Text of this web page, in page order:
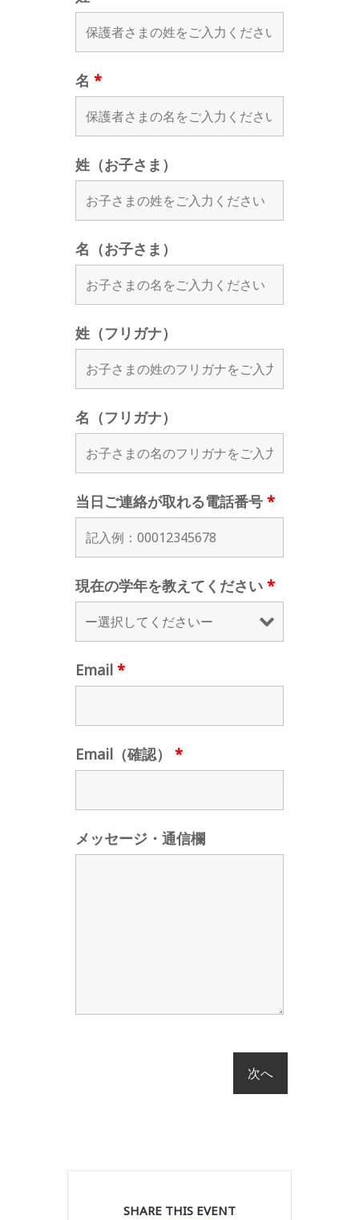
名 *
姓（お子さま）
名（お子さま）
姓（フリガナ）
名（フリガナ）
当日ご連絡が取れる電話番号 *
現在の学年を教えてください *
Email *
Email（確認） *
メッセージ・通信欄
SHARE THIS EVENT